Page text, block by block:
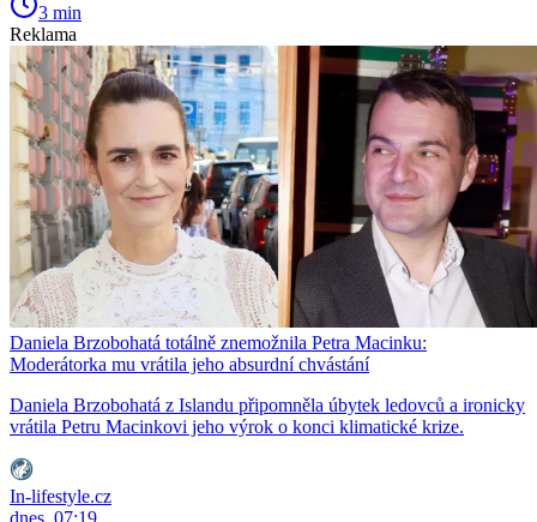
3 min
Reklama
Daniela Brzobohatá totálně znemožnila Petra Macinku:
Moderátorka mu vrátila jeho absurdní chvástání
Daniela Brzobohatá z Islandu připomněla úbytek ledovců a ironicky
vrátila Petru Macinkovi jeho výrok o konci klimatické krize.
In-lifestyle.cz
dnes, 07:19